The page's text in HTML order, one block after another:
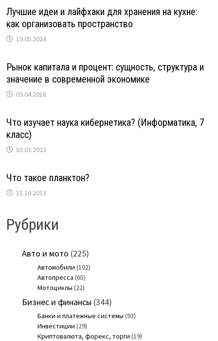
Лучшие идеи и лайфхаки для хранения на кухне:
как организовать пространство
19.05.2024
Рынок капитала и процент: сущность, структура и
значение в современной экономике
03.04.2018
Что изучает наука кибернетика? (Информатика, 7
класс)
03.03.2023
Что такое планктон?
11.10.2013
Рубрики
Авто и мото (225)
Автомобили (102)
Автопресса (65)
Мотоциклы (22)
Бизнес и финансы (344)
Банки и платежные системы (93)
Инвестиции (29)
Криптовалюта, форекс, торги (19)